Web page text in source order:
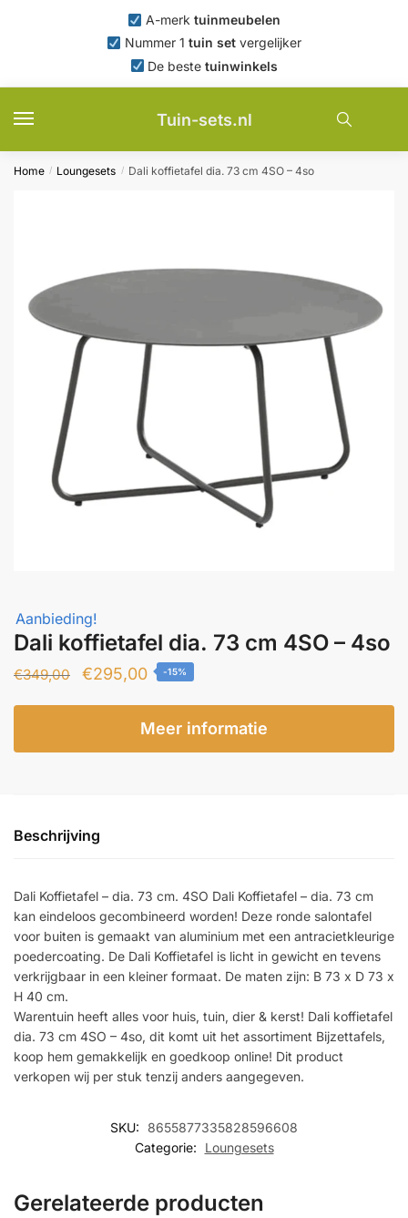
A-merk tuinmeubelen
Nummer 1 tuin set vergelijker
De bestetuinwinkels
Tuin-sets.nl
Home / Loungesets / Dali koffietafel dia. 73 cm 4SO – 4so
Aanbieding!
Dali koffietafel dia. 73 cm 4SO – 4so
€349,00
Oorspronkelijke
€349,00.
€295,00Huidige
is:
€295,00.
-15%
Meer informatie
Beschrijving
Dali Koffietafel – dia. 73 cm. 4SO Dali Koffietafel – dia. 73 cm
kan eindeloos gecombineerd worden! Deze ronde salontafel
voor buiten is gemaakt van aluminium met een antracietkleurige
poedercoating. De Dali Koffietafel is licht in gewicht en tevens
verkrijgbaar in een kleiner formaat. De maten zijn: B 73 x D 73 x
H 40 cm.
Warentuin heeft alles voor huis, tuin, dier & kerst! Dali koffietafel
dia. 73 cm 4SO – 4so, dit komt uit het assortiment Bijzettafels,
koop hem gemakkelijk en goedkoop online! Dit product
verkopen wij per stuk tenzij anders aangegeven.
SKU:
8655877335828596608
Categorie:
Loungesets
Gerelateerde producten